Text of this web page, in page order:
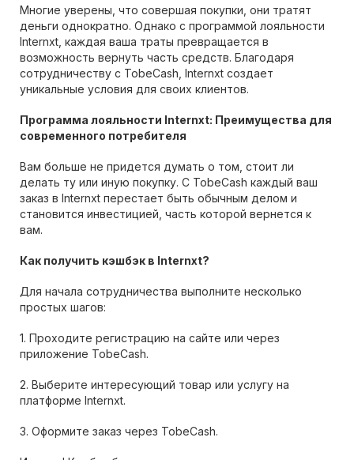
Многие уверены, что совершая покупки, они тратят
деньги однократно. Однако с программой лояльности
Internxt, каждая ваша траты превращается в
возможность вернуть часть средств. Благодаря
сотрудничеству с TobeCash, Internxt создает
уникальные условия для своих клиентов.
Программа лояльности Internxt: Преимущества для
современного потребителя
Вам больше не придется думать о том, стоит ли
делать ту или иную покупку. С TobeCash каждый ваш
заказ в Internxt перестает быть обычным делом и
становится инвестицией, часть которой вернется к
вам.
Как получить кэшбэк в Internxt?
Для начала сотрудничества выполните несколько
простых шагов:
1. Проходите регистрацию на сайте или через
приложение TobeCash.
2. Выберите интересующий товар или услугу на
платформе Internxt.
3. Оформите заказ через TobeCash.